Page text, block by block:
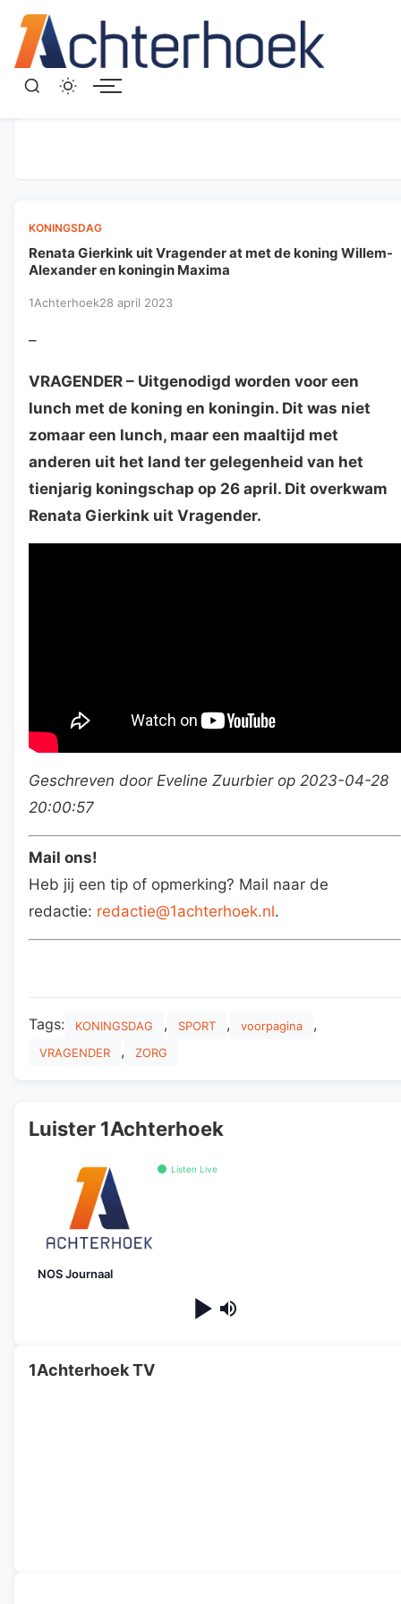
KONINGSDAG
Renata Gierkink uit Vragender at met de koning Willem-
Alexander en koningin Maxima
1Achterhoek28 april 2023
–
VRAGENDER – Uitgenodigd worden voor een
lunch met de koning en koningin. Dit was niet
zomaar een lunch, maar een maaltijd met
anderen uit het land ter gelegenheid van het
tienjarig koningschap op 26 april. Dit overkwam
Renata Gierkink uit Vragender.
Geschreven door Eveline Zuurbier op 2023-04-28
20:00:57
Mail ons!
Heb jij een tip of opmerking? Mail naar de
redactie: redactie@1achterhoek.nl.
Tags: KONINGSDAG , SPORT , voorpagina ,
VRAGENDER , ZORG
Luister 1Achterhoek
Listen Live
NOS Journaal
1Achterhoek TV